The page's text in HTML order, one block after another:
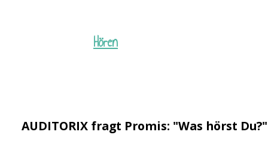
Hören
AUDITORIX fragt Promis: "Was hörst Du?"